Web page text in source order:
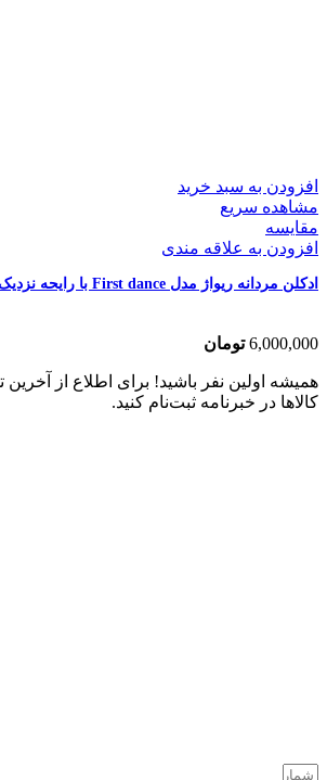
افزودن به سبد خرید
مشاهده سریع
مقایسه
افزودن به علاقه مندی
ادکلن مردانه ریواژ مدل First dance با رایحه نزدیک به کرید اونتوس
6,000,000 تومان
همیشه اولین نفر باشید! برای اطلاع از آخرین
کالاها در خبرنامه ثبت‌نام کنید.